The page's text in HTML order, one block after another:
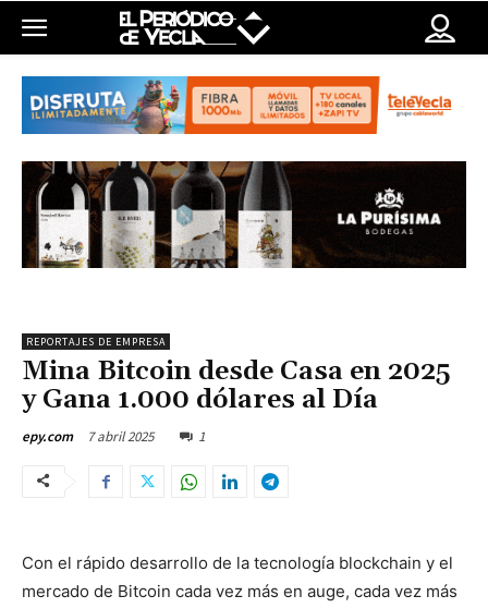
REPORTAJES DE EMPRESA
Mina Bitcoin desde Casa en 2025
y Gana 1.000 dólares al Día
epy.com 7 abril 2025 1
Con el rápido desarrollo de la tecnología blockchain y el
mercado de Bitcoin cada vez más en auge, cada vez más